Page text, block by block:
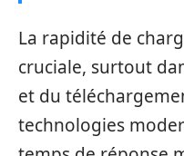
La rapidité de
cruciale, surtout
et du
technologies